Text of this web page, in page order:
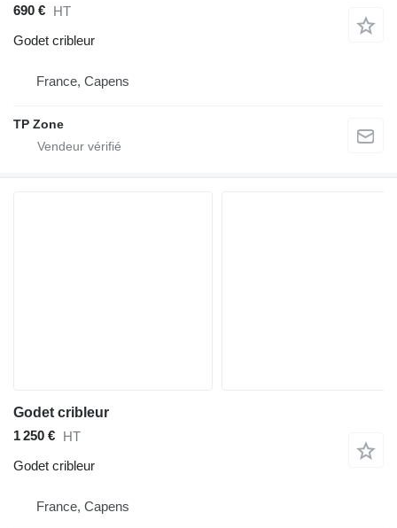
690 € HT
Godet cribleur
France, Capens
TP Zone
Godet cribleur
1 250 € HT
Godet cribleur
France, Capens